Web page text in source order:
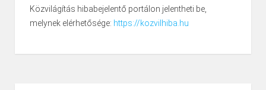
Közvilágítás hibabejelentő portálon jelentheti be,
melynek elérhetősége: https://kozvilhiba.hu